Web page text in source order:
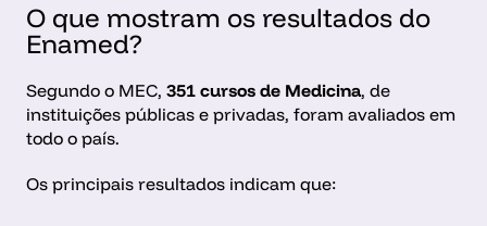
O que mostram os resultados do
Enamed?
Segundo o MEC, 351 cursos de Medicina, de
instituições públicas e privadas, foram avaliados em
todo o país.
Os principais resultados indicam que: